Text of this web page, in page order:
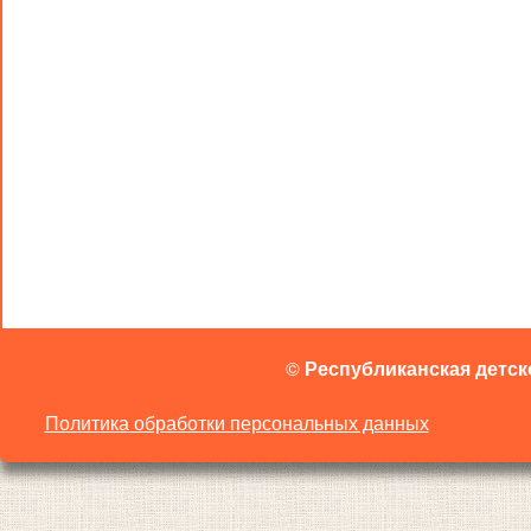
© Республиканская
Политика обработки персональных данных